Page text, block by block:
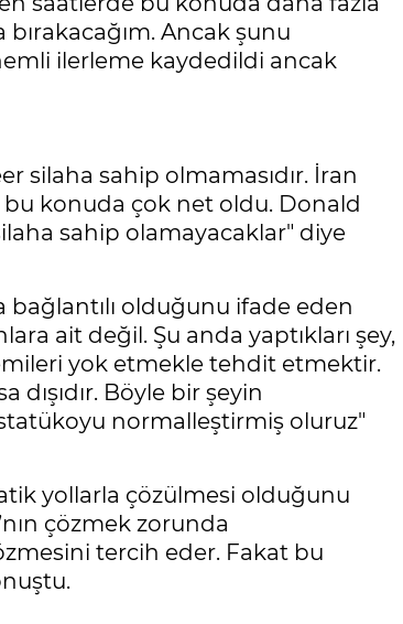
Ancak şunu
ilerleme kaydedildi ancak
silaha sahip olmamasıdır. İran
konuda çok net oldu. Donald
sahip olamayacaklar" diye
bağlantılı olduğunu ifade eden
ait değil. Şu anda yaptıkları şey,
yok etmekle tehdit etmektir.
dışıdır. Böyle bir şeyin
normalleştirmiş oluruz"
yollarla çözülmesi olduğunu
çözmek zorunda
tercih eder. Fakat bu